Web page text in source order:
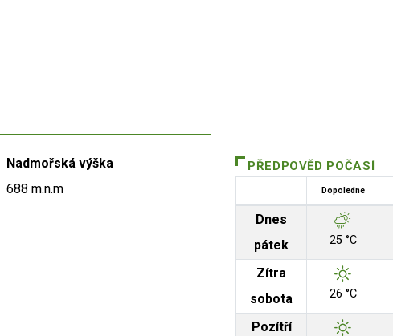
Nadmořská výška
688 m.n.m
PŘEDPOVĚD POČASÍ
Dopoledne
Dnes
pátek
25 °C
Zítra
sobota
26 °C
Pozítří